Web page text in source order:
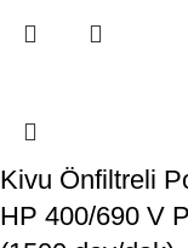
Kivu Önfiltreli
HP 400/690 V